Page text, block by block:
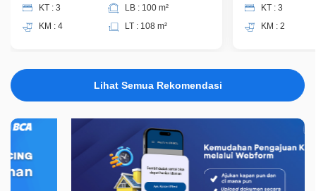
KT : 3
KM : 4
LB : 100 m²
LT : 108 m²
KT : 3
KM : 2
Lihat Semua Rekomendasi